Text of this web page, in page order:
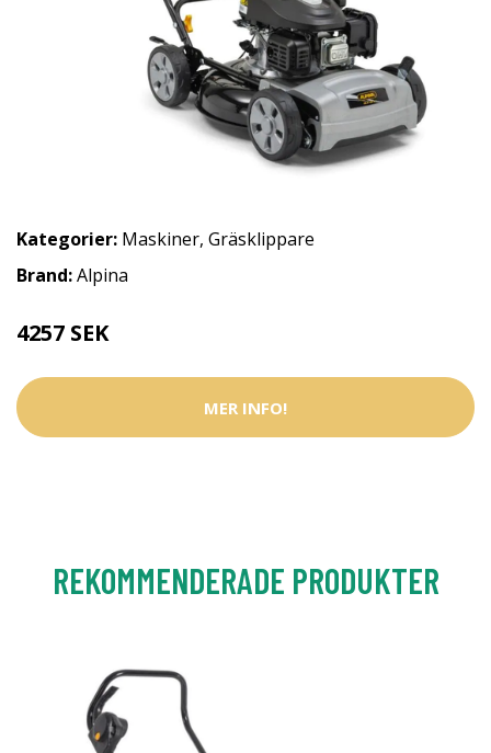
Kategorier: Maskiner, Gräsklippare
Brand:Alpina
4257 SEK
MER INFO!
REKOMMENDERADE PRODUKTER